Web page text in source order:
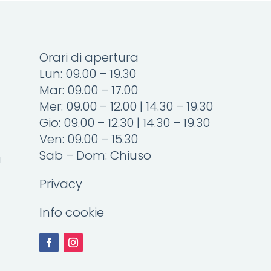
Orari di apertura
Lun: 09.00 – 19.30
Mar: 09.00 – 17.00
Mer: 09.00 – 12.00 | 14.30 – 19.30
Gio: 09.00 – 12.30 | 14.30 – 19.30
Ven: 09.00 – 15.30
Sab – Dom: Chiuso
Privacy
Info cookie